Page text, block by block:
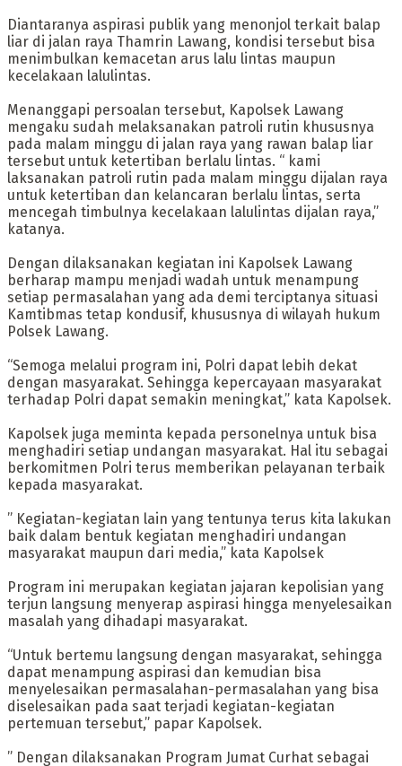
Diantaranya aspirasi publik yang menonjol terkait balap
liar di jalan raya Thamrin Lawang, kondisi tersebut bisa
menimbulkan kemacetan arus lalu lintas maupun
kecelakaan lalulintas.
Menanggapi persoalan tersebut, Kapolsek Lawang
mengaku sudah melaksanakan patroli rutin khususnya
pada malam minggu di jalan raya yang rawan balap liar
tersebut untuk ketertiban berlalu lintas. “ kami
laksanakan patroli rutin pada malam minggu dijalan raya
untuk ketertiban dan kelancaran berlalu lintas, serta
mencegah timbulnya kecelakaan lalulintas dijalan raya,”
katanya.
Dengan dilaksanakan kegiatan ini Kapolsek Lawang
berharap mampu menjadi wadah untuk menampung
setiap permasalahan yang ada demi terciptanya situasi
Kamtibmas tetap kondusif, khususnya di wilayah hukum
Polsek Lawang.
“Semoga melalui program ini, Polri dapat lebih dekat
dengan masyarakat. Sehingga kepercayaan masyarakat
terhadap Polri dapat semakin meningkat,” kata Kapolsek.
Kapolsek juga meminta kepada personelnya untuk bisa
menghadiri setiap undangan masyarakat. Hal itu sebagai
berkomitmen Polri terus memberikan pelayanan terbaik
kepada masyarakat.
” Kegiatan-kegiatan lain yang tentunya terus kita lakukan
baik dalam bentuk kegiatan menghadiri undangan
masyarakat maupun dari media,” kata Kapolsek
Program ini merupakan kegiatan jajaran kepolisian yang
terjun langsung menyerap aspirasi hingga menyelesaikan
masalah yang dihadapi masyarakat.
“Untuk bertemu langsung dengan masyarakat, sehingga
dapat menampung aspirasi dan kemudian bisa
menyelesaikan permasalahan-permasalahan yang bisa
diselesaikan pada saat terjadi kegiatan-kegiatan
pertemuan tersebut,” papar Kapolsek.
” Dengan dilaksanakan Program Jumat Curhat sebagai